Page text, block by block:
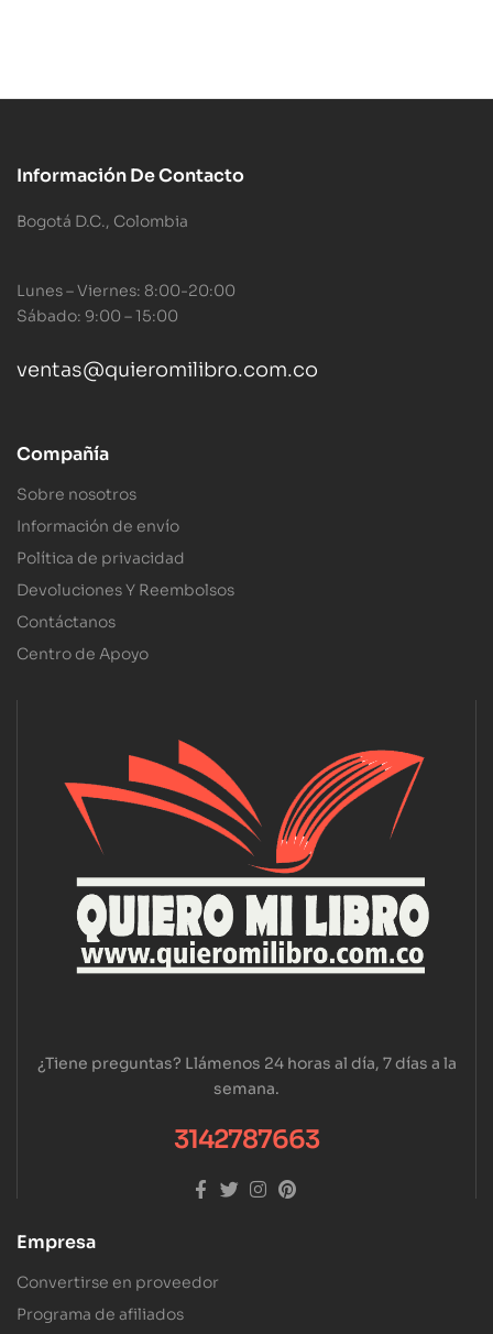
Información De Contacto
Bogotá D.C., Colombia
Lunes – Viernes: 8:00-20:00
Sábado: 9:00 – 15:00
ventas@quieromilibro.com.co
Compañía
Sobre nosotros
Información de envío
Política de privacidad
Devoluciones Y Reembolsos
Contáctanos
Centro de Apoyo
¿Tiene preguntas? Llámenos 24 horas al día, 7 días a la
semana.
3142787663
Empresa
Convertirse en proveedor
Programa de afiliados